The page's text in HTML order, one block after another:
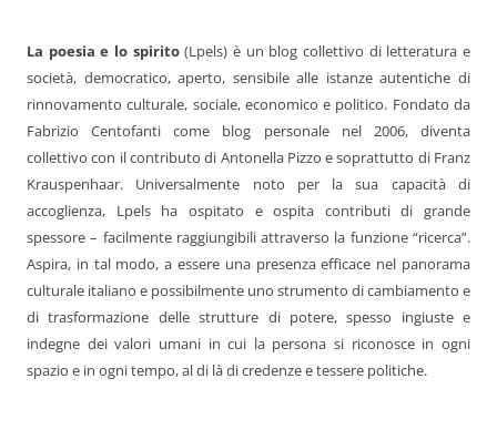
La poesia e lo spirito(Lpels) è un blog collettivo di letteratura e
società, democratico, aperto, sensibile alle istanze autentiche di
rinnovamento culturale, sociale, economico e politico. Fondato da
Fabrizio Centofanti come blog personale nel 2006, diventa
collettivo con il contributo di Antonella Pizzo e soprattutto di Franz
Krauspenhaar. Universalmente noto per la sua capacità di
accoglienza, Lpels ha ospitato e ospita contributi di grande
spessore – facilmente raggiungibili attraverso la funzione “ricerca”.
Aspira, in tal modo, a essere una presenza efficace nel panorama
culturale italiano e possibilmente uno strumento di cambiamento e
di trasformazione delle strutture di potere, spesso ingiuste e
indegne dei valori umani in cui la persona si riconosce in ogni
spazio e in ogni tempo, al di là di credenze e tessere politiche.